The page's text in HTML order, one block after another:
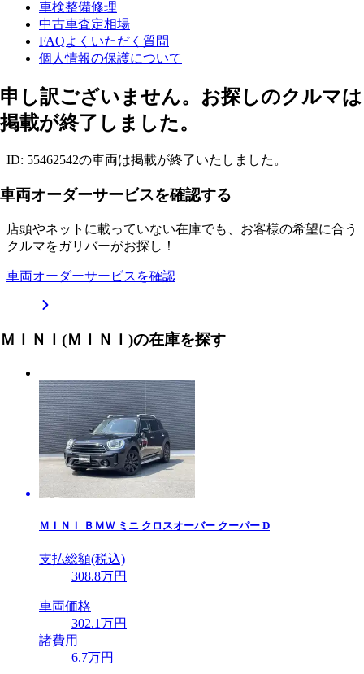
車検整備修理
中古車査定相場
FAQよくいただく質問
個人情報の保護について
申し訳ございません。お探しのクルマは
掲載が終了しました。
ID: 55462542の車両は掲載が終了いたしました。
車両オーダーサービスを確認する
店頭やネットに載っていない在庫でも、お客様の希望に合う
クルマをガリバーがお探し！
車両オーダーサービスを確認
ＭＩＮＩ(ＭＩＮＩ)の在庫を探す
ＭＩＮＩ ＢＭＷ ミニ クロスオーバー クーパー D
支払総額(税込)
308.8万円
車両価格
302.1万円
諸費用
6.7万円